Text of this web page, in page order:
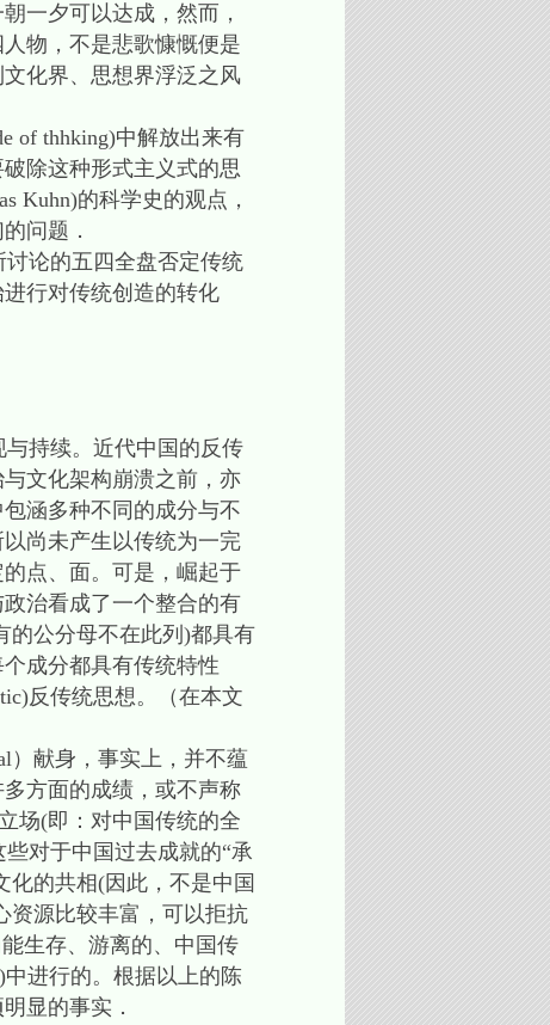
一夕可以达成，然而，
物，不是悲歌慷慨便是
化界、思想界浮泛之风
of thhking)中解放出来有
除这种形式主义式的思
Kuhn)的科学史的观点，
问题．
论的五四全盘否定传统
行对传统创造的转化
持续。近代中国的反传
文化架构崩溃之前，亦
涵多种不同的成分与不
尚未产生以传统为一完
点、面。可是，崛起于
治看成了一个整合的有
公分母不在此列)都具有
成分都具有传统特性
反传统思想。（在本文
）献身，事实上，并不蕴
方面的成绩，或不声称
场(即：对中国传统的全
对于中国过去成就的“承
化的共相(因此，不是中国
资源比较丰富，可以拒抗
生存、游离的、中国传
中进行的。根据以上的陈
显的事实．